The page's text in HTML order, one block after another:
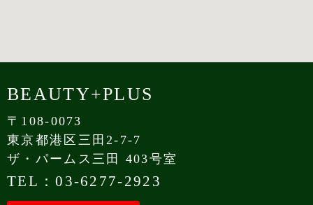
BEAUTY+PLUS
〒108-0073
東京都港区三田2-7-7
ザ・パームス三田 403号室
TEL：03-6277-2923